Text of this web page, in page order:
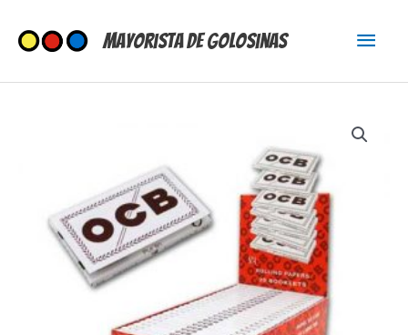
contenido
Mayorista de Golosinas
Menú